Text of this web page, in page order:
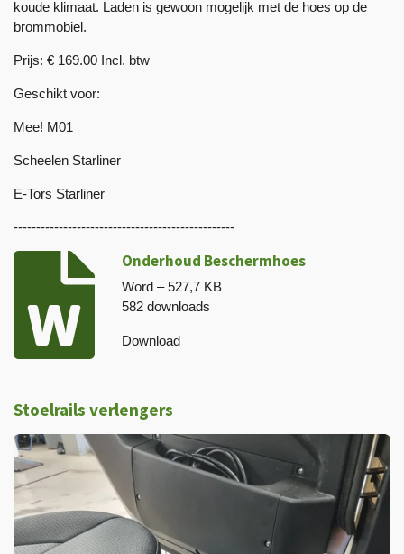
koude klimaat. Laden is gewoon mogelijk met de hoes op de
brommobiel.
Prijs: € 169.00 Incl. btw
Geschikt voor:
Mee! M01
Scheelen Starliner
E-Tors Starliner
-------------------------------------------------
Onderhoud Beschermhoes
Word – 527,7 KB
582 downloads
Download
Stoelrails verlengers